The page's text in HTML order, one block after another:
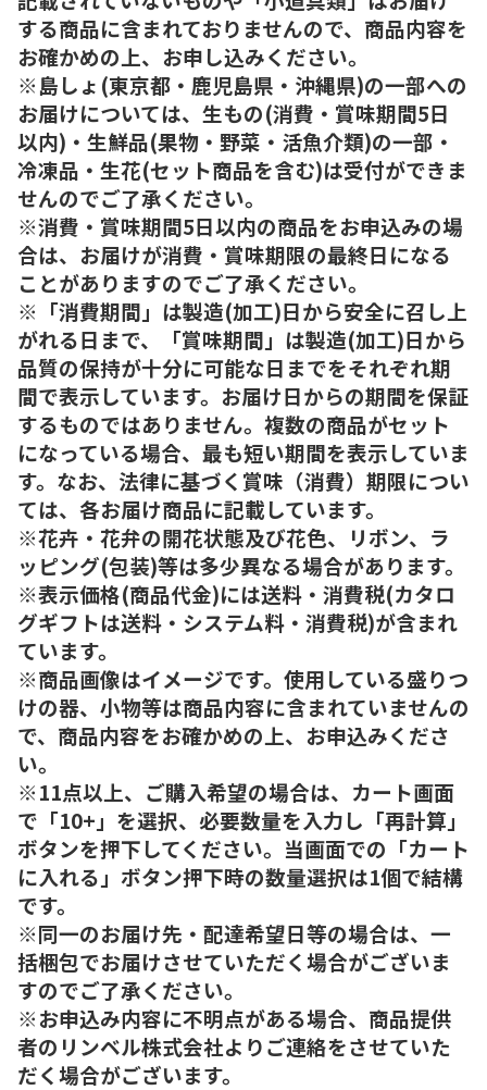
する商品に含まれておりませんので、商品内容を
お確かめの上、お申し込みください。
※島しょ(東京都・鹿児島県・沖縄県)の一部への
お届けについては、生もの(消費・賞味期間5日
以内)・生鮮品(果物・野菜・活魚介類)の一部・
冷凍品・生花(セット商品を含む)は受付ができま
せんのでご了承ください。
※消費・賞味期間5日以内の商品をお申込みの場
合は、お届けが消費・賞味期限の最終日になる
ことがありますのでご了承ください。
※「消費期間」は製造(加工)日から安全に召し上
がれる日まで、「賞味期間」は製造(加工)日から
品質の保持が十分に可能な日までをそれぞれ期
間で表示しています。お届け日からの期間を保証
するものではありません。複数の商品がセット
になっている場合、最も短い期間を表示していま
す。なお、法律に基づく賞味（消費）期限につい
ては、各お届け商品に記載しています。
※花卉・花弁の開花状態及び花色、リボン、ラ
ッピング(包装)等は多少異なる場合があります。
※表示価格(商品代金)には送料・消費税(カタロ
グギフトは送料・システム料・消費税)が含まれ
ています。
※商品画像はイメージです。使用している盛りつ
けの器、小物等は商品内容に含まれていませんの
で、商品内容をお確かめの上、お申込みくださ
い。
※11点以上、ご購入希望の場合は、カート画面
で「10+」を選択、必要数量を入力し「再計算」
ボタンを押下してください。当画面での「カート
に入れる」ボタン押下時の数量選択は1個で結構
です。
※同一のお届け先・配達希望日等の場合は、一
括梱包でお届けさせていただく場合がございま
すのでご了承ください。
※お申込み内容に不明点がある場合、商品提供
者のリンベル株式会社よりご連絡をさせていた
だく場合がございます。